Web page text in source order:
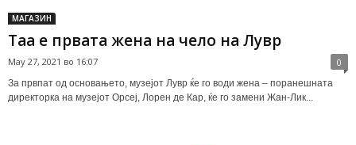
МАГАЗИН
Таа е првата жена на чело на Лувр
May 27, 2021 во 16:07 0
За првпат од основањето, музејот Лувр ќе го води жена – поранешната
директорка на музејот Орсеј, Лорен де Кар, ќе го замени Жан-Лик...